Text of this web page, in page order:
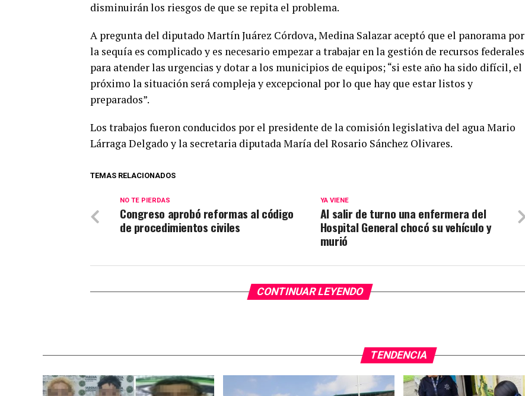
disminuirán los riesgos de que se repita el problema.
A pregunta del diputado Martín Juárez Córdova, Medina Salazar aceptó que el panorama por
la sequía es complicado y es necesario empezar a trabajar en la gestión de recursos federales
para atender las urgencias y dotar a los municipios de equipos; “si este año ha sido difícil, el
próximo la situación será compleja y excepcional por lo que hay que estar listos y
preparados”.
Los trabajos fueron conducidos por el presidente de la comisión legislativa del agua Mario
Lárraga Delgado y la secretaria diputada María del Rosario Sánchez Olivares.
TEMAS RELACIONADOS
YA VIENE
Al salir de turno una enfermera del
Hospital General chocó su vehículo y
murió
NO TE PIERDAS
Congreso aprobó reformas al código
de procedimientos civiles
CONTINUAR LEYENDO
TENDENCIA